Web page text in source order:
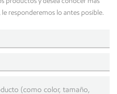
responderemos lo antes posible.